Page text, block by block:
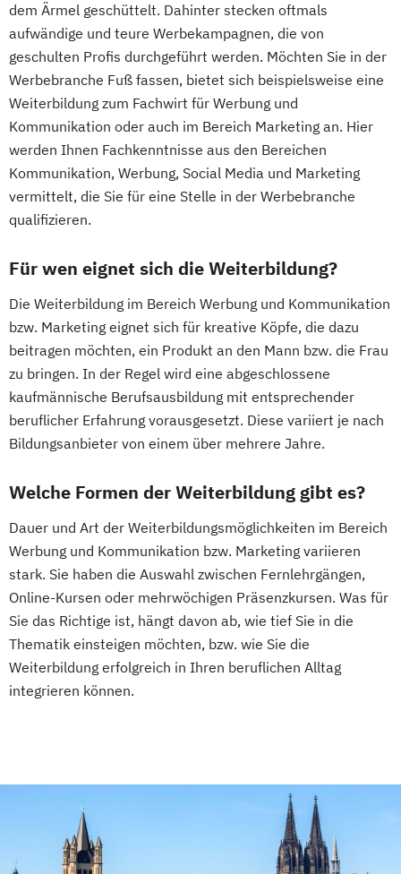
dem Ärmel geschüttelt. Dahinter stecken oftmals
aufwändige und teure Werbekampagnen, die von
geschulten Profis durchgeführt werden. Möchten Sie in der
Werbebranche Fuß fassen, bietet sich beispielsweise eine
Weiterbildung zum Fachwirt für Werbung und
Kommunikation oder auch im Bereich Marketing an. Hier
werden Ihnen Fachkenntnisse aus den Bereichen
Kommunikation, Werbung, Social Media und Marketing
vermittelt, die Sie für eine Stelle in der Werbebranche
qualifizieren.
Für wen eignet sich die Weiterbildung?
Die Weiterbildung im Bereich Werbung und Kommunikation
bzw. Marketing eignet sich für kreative Köpfe, die dazu
beitragen möchten, ein Produkt an den Mann bzw. die Frau
zu bringen. In der Regel wird eine abgeschlossene
kaufmännische Berufsausbildung mit entsprechender
beruflicher Erfahrung vorausgesetzt. Diese variiert je nach
Bildungsanbieter von einem über mehrere Jahre.
Welche Formen der Weiterbildung gibt es?
Dauer und Art der Weiterbildungsmöglichkeiten im Bereich
Werbung und Kommunikation bzw. Marketing variieren
stark. Sie haben die Auswahl zwischen Fernlehrgängen,
Online-Kursen oder mehrwöchigen Präsenzkursen. Was für
Sie das Richtige ist, hängt davon ab, wie tief Sie in die
Thematik einsteigen möchten, bzw. wie Sie die
Weiterbildung erfolgreich in Ihren beruflichen Alltag
integrieren können.